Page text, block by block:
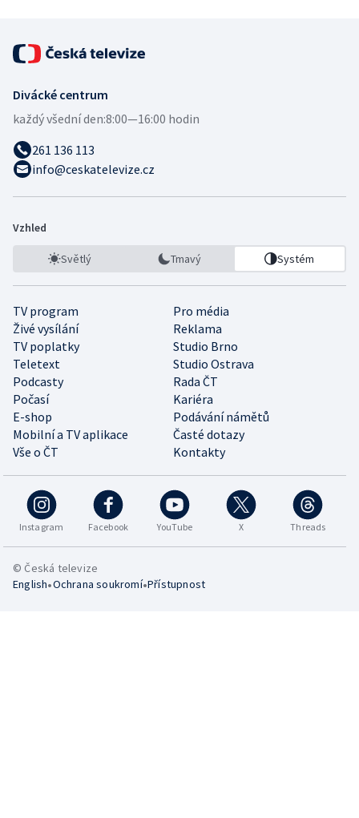
Divácké centrum
každý všední den:8:00—16:00 hodin
261 136 113
info@ceskatelevize.cz
Vzhled
Světlý Tmavý Systém
TV program
Pro média
Živé vysílání
Reklama
TV poplatky
Studio Brno
Teletext
Studio Ostrava
Podcasty
Rada ČT
Počasí
Kariéra
E-shop
Podávání námětů
Mobilní a TV aplikace
Časté dotazy
Vše o ČT
Kontakty
Instagram Facebook YouTube X Threads
© Česká televize
English•Ochrana soukromí•Přístupnost